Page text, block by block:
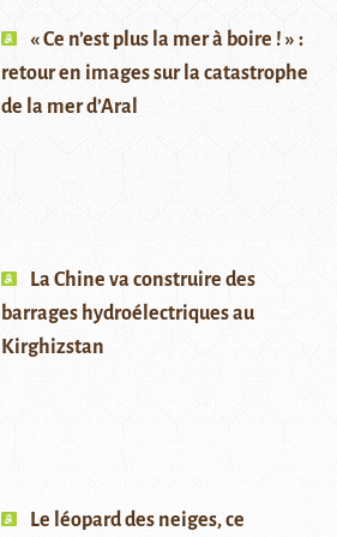
« Ce n’est plus la mer à boire ! » :
retour en images sur la catastrophe
de la mer d’Aral
La Chine va construire des
barrages hydroélectriques au
Kirghizstan
Le léopard des neiges, ce